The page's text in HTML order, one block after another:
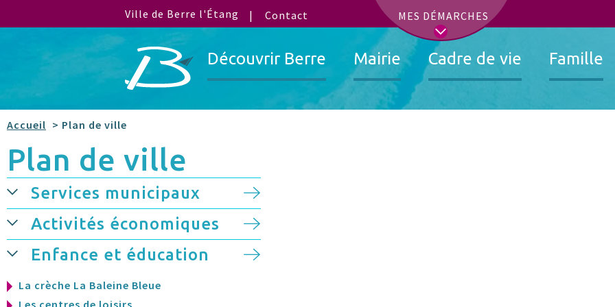
Ville de Berre l'Étang MES DÉMARCHES
Contact
Découvrir Berre Mairie Cadre de vie Famille
Accueil > Plan de ville
Plan de ville
Services municipaux
Activités économiques
Enfance et éducation
La crèche La Baleine Bleue